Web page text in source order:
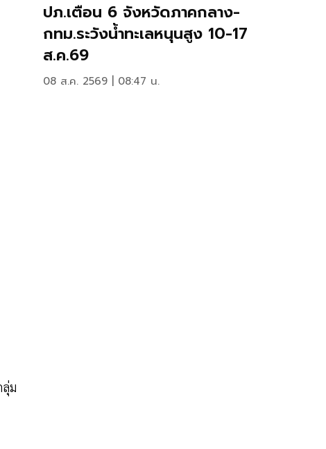
ม
ปภ.เตือน 6 จังหวัดภาคกลาง-
กทม.ระวังน้ำทะเลหนุนสูง 10-17
ส.ค.69
08 ส.ค. 2569 | 08:47 น.